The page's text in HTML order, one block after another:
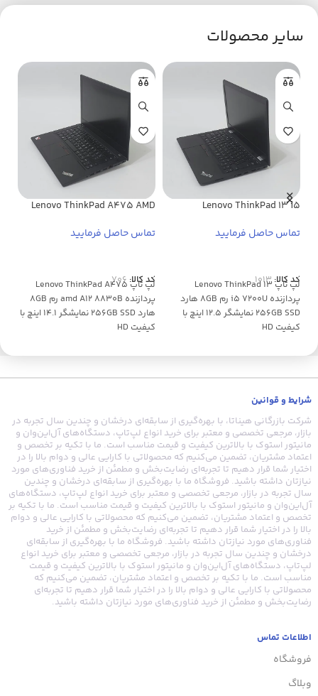
سایر محصولات
Lenovo ThinkPad 13 i5
تماس حاصل فرمایید
کد کالا: 1013
لپ تاپ Lenovo ThinkPad 13
پردازنده i5 7200U رم 8GB هارد
256GB SSD نمایشگر 12.5 اینچ با
کیفیت HD
Lenovo ThinkPad A475 AMD
تماس حاصل فرمایید
کد کالا: 706
لپ تاپ Lenovo ThinkPad A475
پردازنده amd A12 8830B رم 8GB
هارد 256GB SSD نمایشگر 14.1 اینچ با
کیفیت HD
شرایط و قوانین
شرکت بازرگانی هیناتا، با بهره‌گیری از سابقه‌ای درخشان و چندین سال تجربه در
بازار، مرجعی تخصصی و معتبر برای خرید انواع لپ‌تاپ، دستگاه‌های آل‌این‌وان و
مانیتور استوک با بالاترین کیفیت و قیمت مناسب است. ما با تکیه بر تخصص و
اعتماد مشتریان، تضمین می‌کنیم که محصولاتی با کارایی عالی و دوام بالا را در
اختیار شما قرار دهیم تا تجربه‌ای رضایت‌بخش و مطمئن از خرید فناوری‌های مورد
نیازتان داشته باشید. فروشگاه ما با بهره‌گیری از سابقه‌ای درخشان و چندین
سال تجربه در بازار، مرجعی تخصصی و معتبر برای خرید انواع لپ‌تاپ، دستگاه‌های
آل‌این‌وان و مانیتور استوک با بالاترین کیفیت و قیمت مناسب است. ما با تکیه بر
تخصص و اعتماد مشتریان، تضمین می‌کنیم که محصولاتی با کارایی عالی و دوام
بالا را در اختیار شما قرار دهیم تا تجربه‌ای رضایت‌بخش و مطمئن از خرید
فناوری‌های مورد نیازتان داشته باشید. فروشگاه ما با بهره‌گیری از سابقه‌ای
درخشان و چندین سال تجربه در بازار، مرجعی تخصصی و معتبر برای خرید انواع
لپ‌تاپ، دستگاه‌های آل‌این‌وان و مانیتور استوک با بالاترین کیفیت و قیمت
مناسب است. ما با تکیه بر تخصص و اعتماد مشتریان، تضمین می‌کنیم که
محصولاتی با کارایی عالی و دوام بالا را در اختیار شما قرار دهیم تا تجربه‌ای
رضایت‌بخش و مطمئن از خرید فناوری‌های مورد نیازتان داشته باشید.
اطلاعات تماس
فروشگاه
وبلاگ